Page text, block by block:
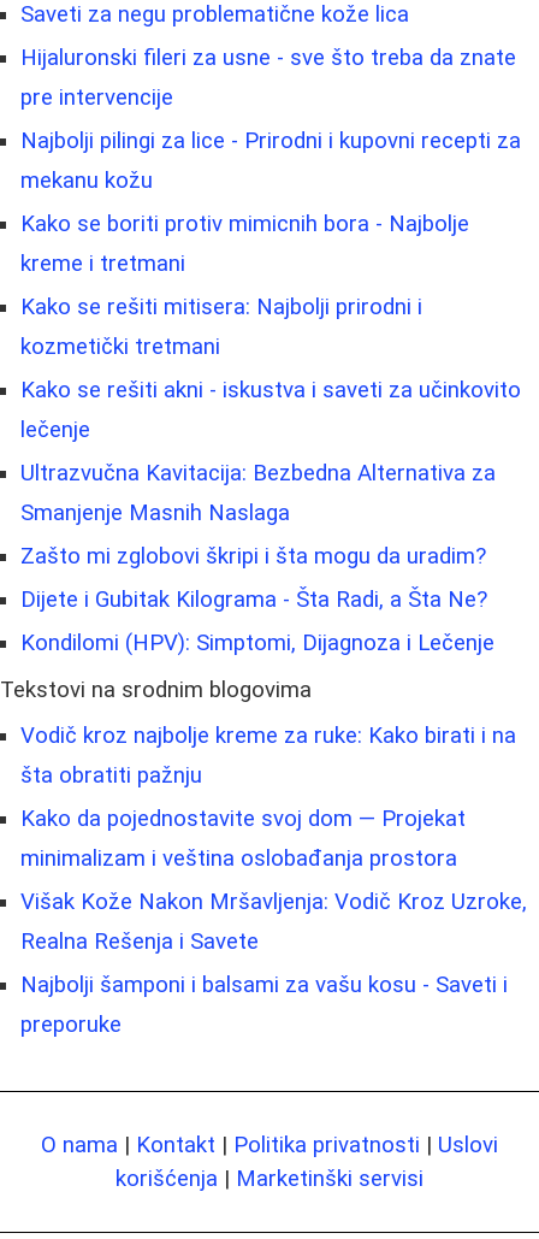
Saveti za negu problematične kože lica
Hijaluronski fileri za usne - sve što treba da znate
pre intervencije
Najbolji pilingi za lice - Prirodni i kupovni recepti za
mekanu kožu
Kako se boriti protiv mimicnih bora - Najbolje
kreme i tretmani
Kako se rešiti mitisera: Najbolji prirodni i
kozmetički tretmani
Kako se rešiti akni - iskustva i saveti za učinkovito
lečenje
Ultrazvučna Kavitacija: Bezbedna Alternativa za
Smanjenje Masnih Naslaga
Zašto mi zglobovi škripi i šta mogu da uradim?
Dijete i Gubitak Kilograma - Šta Radi, a Šta Ne?
Kondilomi (HPV): Simptomi, Dijagnoza i Lečenje
Tekstovi na srodnim blogovima
Vodič kroz najbolje kreme za ruke: Kako birati i na
šta obratiti pažnju
Kako da pojednostavite svoj dom — Projekat
minimalizam i veština oslobađanja prostora
Višak Kože Nakon Mršavljenja: Vodič Kroz Uzroke,
Realna Rešenja i Savete
Najbolji šamponi i balsami za vašu kosu - Saveti i
preporuke
O nama | Kontakt | Politika privatnosti | Uslovi
korišćenja | Marketinški servisi